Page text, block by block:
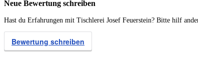
Neue Bewertung schreiben
Hast du Erfahrungen mit Tischlerei Josef Feuerstein? Bitte hilf
Bewertung schreiben